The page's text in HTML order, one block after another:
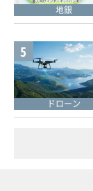
地銀
5
ドローン